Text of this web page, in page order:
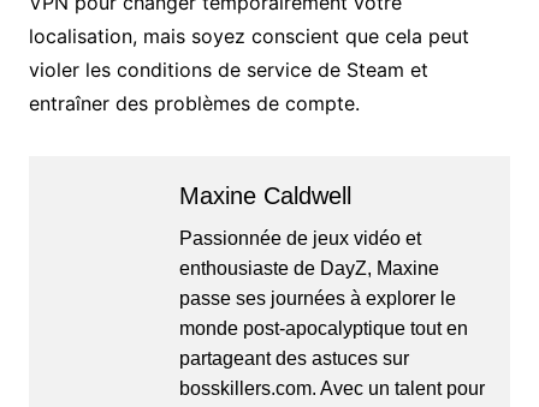
localisation, mais soyez conscient que cela peut
violer les conditions de service de Steam et
entraîner des problèmes de compte.
Maxine Caldwell
Passionnée de jeux vidéo et
enthousiaste de DayZ, Maxine
passe ses journées à explorer le
monde post-apocalyptique tout en
partageant des astuces sur
bosskillers.com. Avec un talent pour